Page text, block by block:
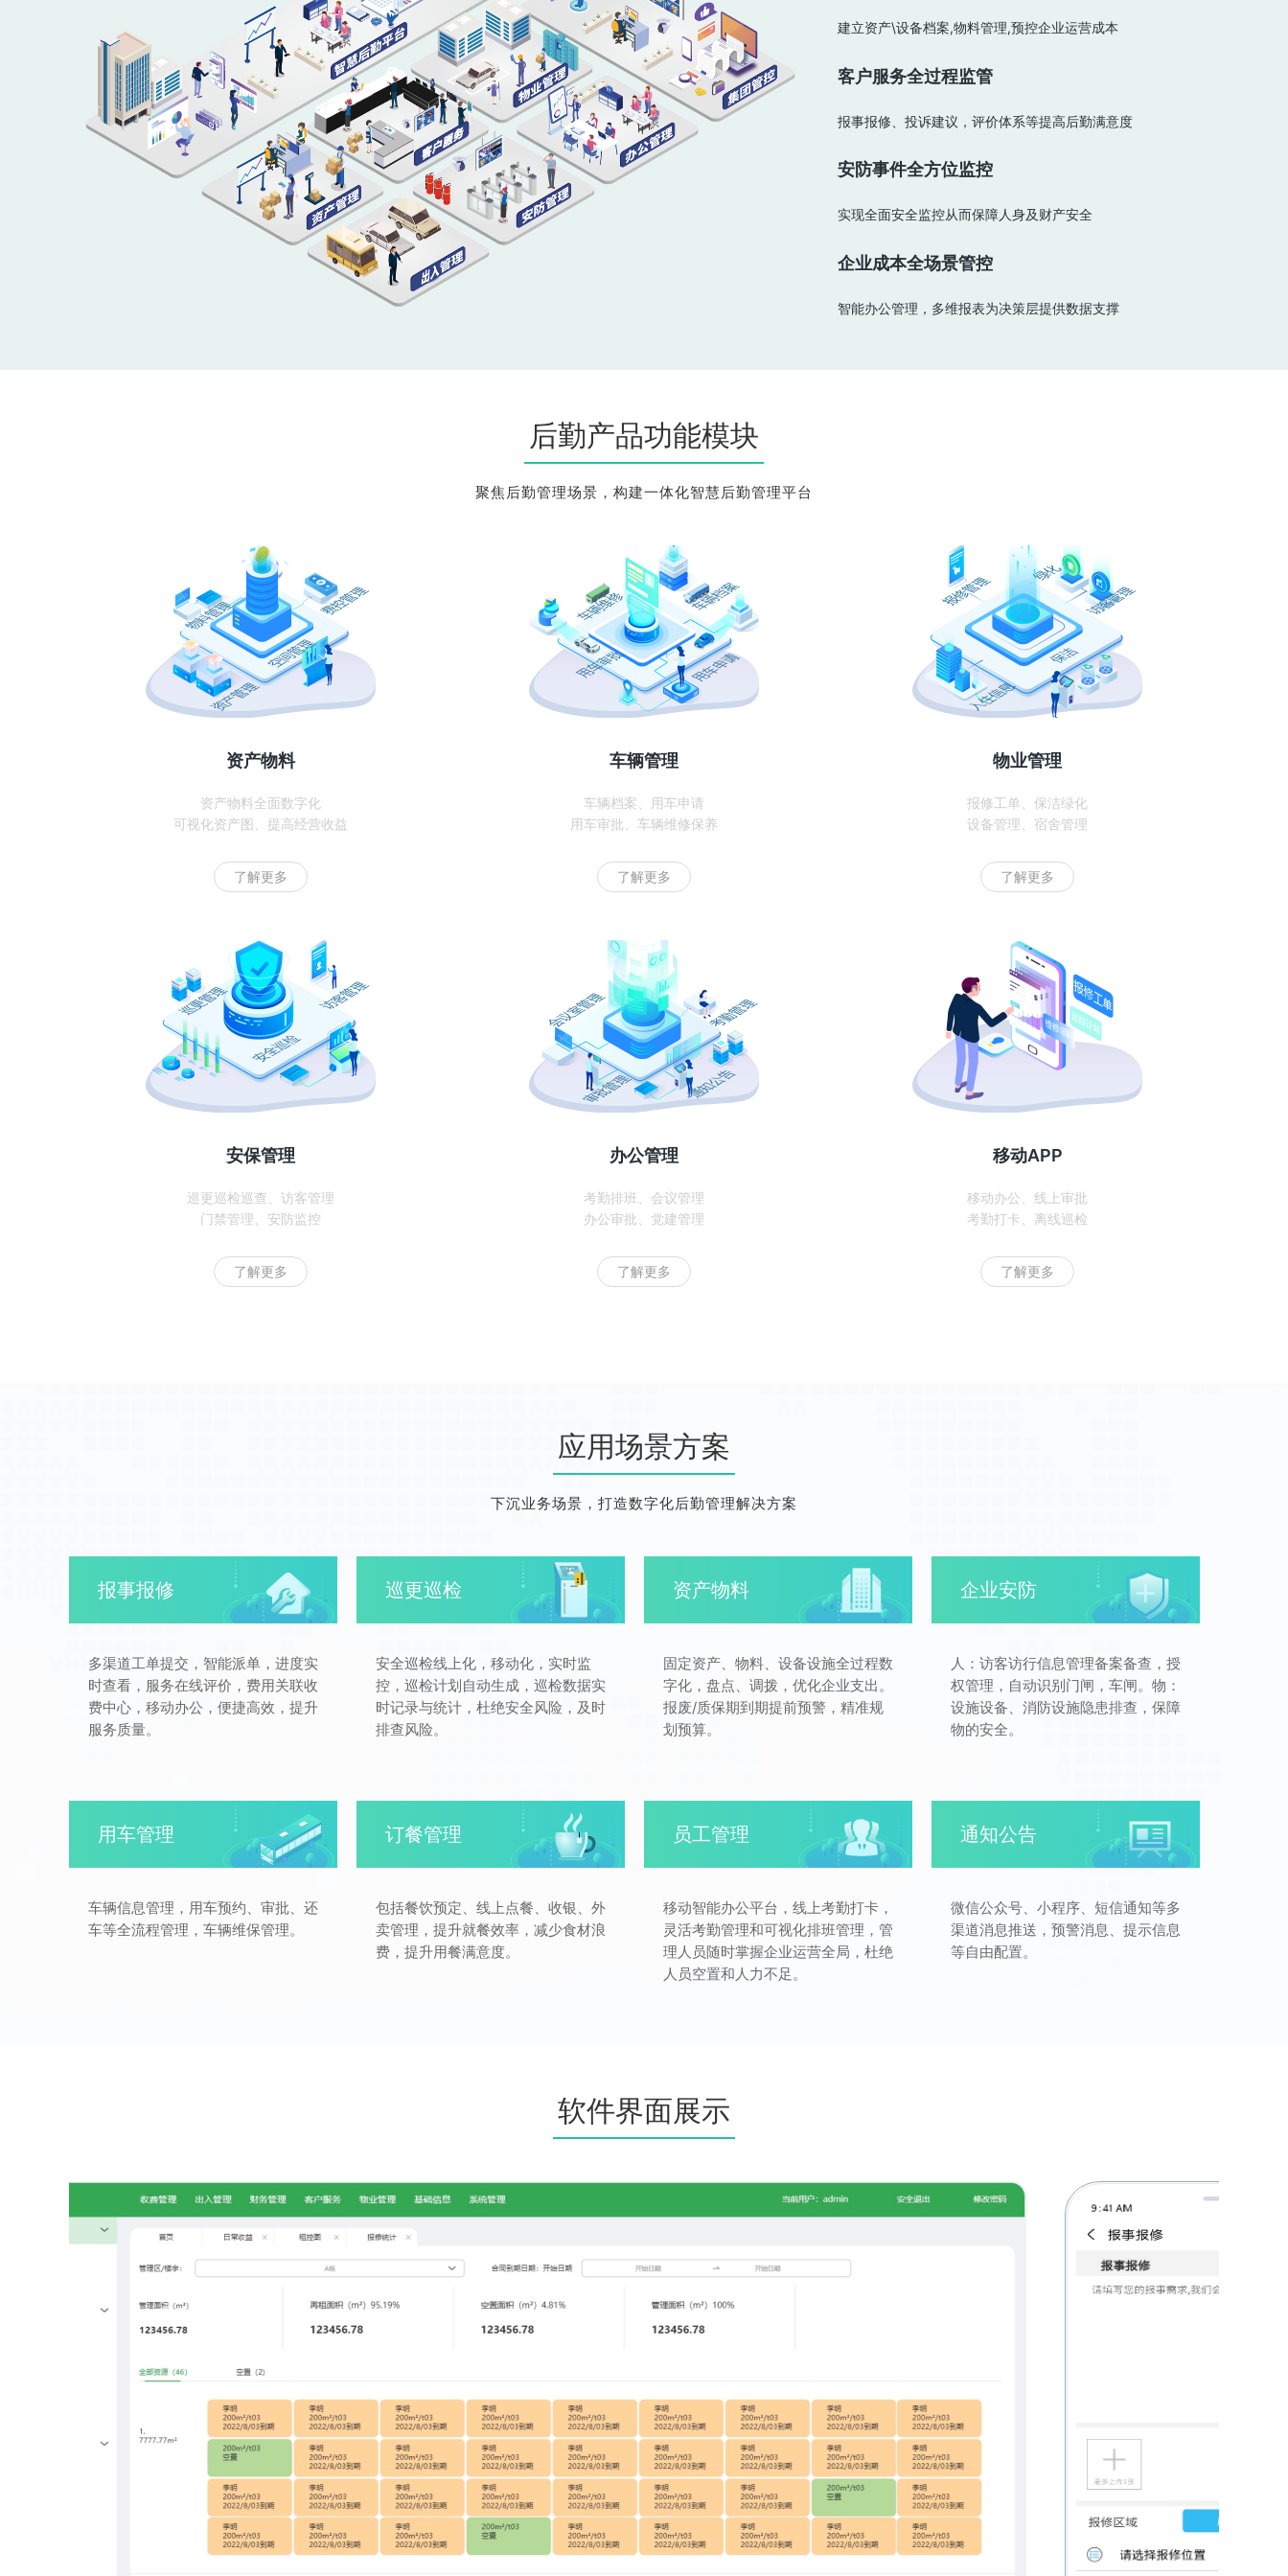
建立资产\设备档案,物料管理,预控企业运营成本
客户服务全过程监管
报事报修、投诉建议，评价体系等提高后勤满意度
安防事件全方位监控
实现全面安全监控从而保障人身及财产安全
企业成本全场景管控
智能办公管理，多维报表为决策层提供数据支撑
后勤产品功能模块
聚焦后勤管理场景，构建一体化智慧后勤管理平台
资产物料
资产物料全面数字化
可视化资产图、提高经营收益
了解更多
车辆管理
车辆档案、用车申请
用车审批、车辆维修保养
了解更多
物业管理
报修工单、保洁绿化
设备管理、宿舍管理
了解更多
安保管理
巡更巡检巡查、访客管理
门禁管理、安防监控
了解更多
办公管理
考勤排班、会议管理
办公审批、党建管理
了解更多
移动APP
移动办公、线上审批
考勤打卡、离线巡检
了解更多
应用场景方案
下沉业务场景，打造数字化后勤管理解决方案
报事报修
多渠道工单提交，智能派单，进度实
时查看，服务在线评价，费用关联收
费中心，移动办公，便捷高效，提升
服务质量。
巡更巡检
安全巡检线上化，移动化，实时监
控，巡检计划自动生成，巡检数据实
时记录与统计，杜绝安全风险，及时
排查风险。
资产物料
固定资产、物料、设备设施全过程数
字化，盘点、调拨，优化企业支出。
报废/质保期到期提前预警，精准规
划预算。
企业安防
人：访客访行信息管理备案备查，授
权管理，自动识别门闸，车闸。物：
设施设备、消防设施隐患排查，保障
物的安全。
用车管理
车辆信息管理，用车预约、审批、还
车等全流程管理，车辆维保管理。
订餐管理
包括餐饮预定、线上点餐、收银、外
卖管理，提升就餐效率，减少食材浪
费，提升用餐满意度。
员工管理
移动智能办公平台，线上考勤打卡，
灵活考勤管理和可视化排班管理，管
理人员随时掌握企业运营全局，杜绝
人员空置和人力不足。
通知公告
微信公众号、小程序、短信通知等多
渠道消息推送，预警消息、提示信息
等自由配置。
软件界面展示